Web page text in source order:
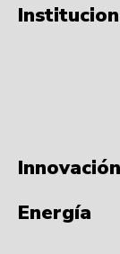
Innovación
Energía